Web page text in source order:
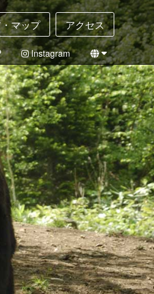
マップ アクセス
Instagram
日本語
English